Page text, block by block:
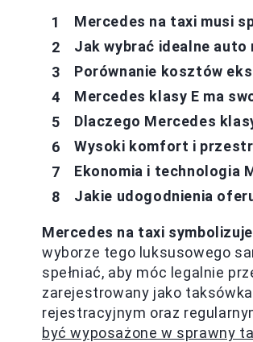
Mercedes na taxi musi
Jak wybrać idealne
Porównanie kosztów
Mercedes klasy E ma
Dlaczego Mercedes
Wysoki komfort i
Ekonomia i technologia
Jakie udogodnienia
Mercedes na taxi
wyborze tego luksusowego
spełniać, aby móc legalnie
zarejestrowany jako
rejestracyjnym oraz
być wyposażone w sprawny